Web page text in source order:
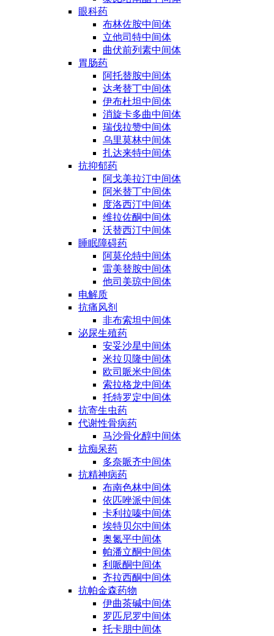
眼科药
布林佐胺中间体
立他司特中间体
曲伏前列素中间体
胃肠药
阿托替胺中间体
达考替丁中间体
伊布杜坦中间体
消旋卡多曲中间体
瑞伐拉赞中间体
乌里莫林中间体
扎达来特中间体
抗抑郁药
阿戈美拉汀中间体
阿米替丁中间体
度洛西汀中间体
维拉佐酮中间体
沃替西汀中间体
睡眠障碍药
阿莫伦特中间体
雷美替胺中间体
他司美琼中间体
电解质
抗痛风剂
非布索坦中间体
泌尿生殖药
安妥沙星中间体
米拉贝隆中间体
欧司哌米中间体
索拉格龙中间体
托特罗定中间体
抗寄生虫药
代谢性骨病药
马沙骨化醇中间体
抗痴呆药
多奈哌齐中间体
抗精神病药
布南色林中间体
依匹唑派中间体
卡利拉嗪中间体
埃特贝尔中间体
奥氮平中间体
帕潘立酮中间体
利哌酮中间体
齐拉西酮中间体
抗帕金森药物
伊曲茶碱中间体
罗匹尼罗中间体
托卡朋中间体